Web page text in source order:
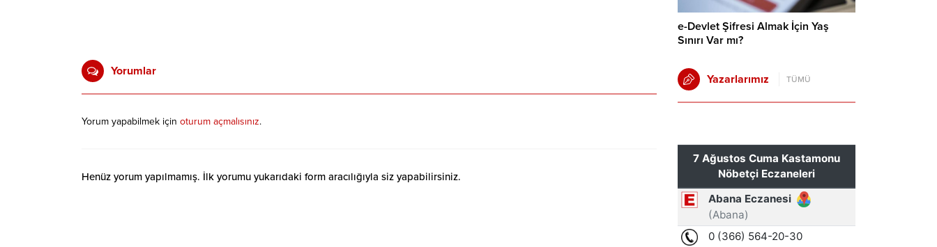
Yorumlar
Yorum yapabilmek için oturum açmalısınız.
Henüz yorum yapılmamış. İlk yorumu yukarıdaki form aracılığıyla siz yapabilirsiniz.
e-Devlet Şifresi Almak İçin Yaş
Sınırı Var mı?
Yazarlarımız TÜMÜ